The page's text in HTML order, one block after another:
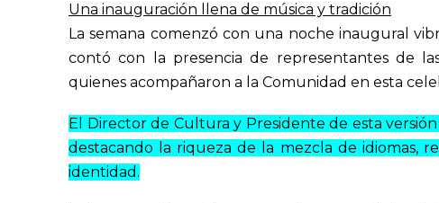
Una inauguración llena de música y tradición
La semana comenzó con una noche inaugural
contó con la presencia de representantes de
quienes acompañaron a la Comunidad en esta
El Director de Cultura y Presidente de esta
destacando la riqueza de la mezcla de idiomas,
identidad.